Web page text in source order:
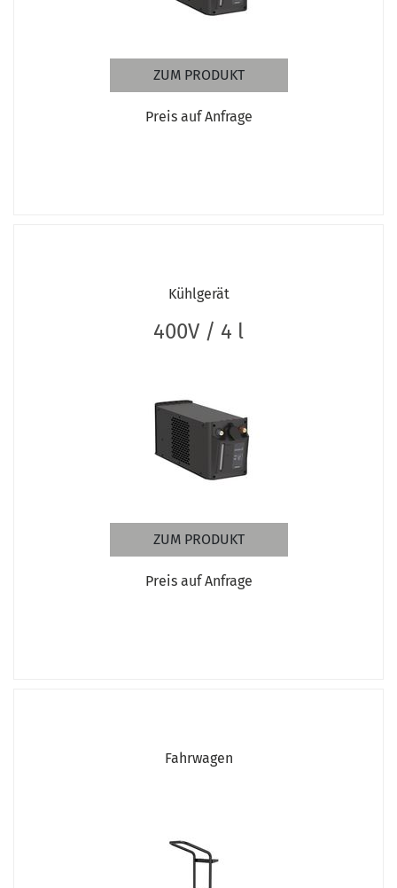
ZUM PRODUKT
Preis auf Anfrage
Kühlgerät
400V / 4 l
ZUM PRODUKT
Preis auf Anfrage
Fahrwagen